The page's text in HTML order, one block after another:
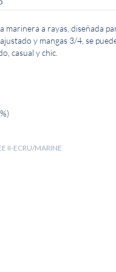
marinera a rayas, diseñada
y mangas 3/4, se
casual y chic.
II-ECRU/MARINE